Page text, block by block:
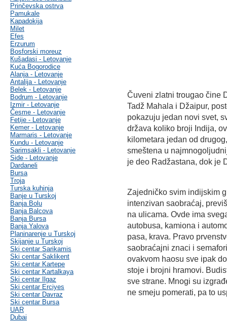
Prinčevska ostrva
Pamukale
Kapadokija
Milet
Efes
Erzurum
Bosforski moreuz
Кušadasi - Letovanje
Kuća Bogorodice
Alanja - Letovanje
Antalija - Letovanje
Belek - Letovanje
Bodrum - Letovanje
Izmir - Letovanje
Česme - Letovanje
Fetije - Letovanje
Kemer - Letovanje
Marmaris - Letovanje
Kundu - Letovanje
Sarimsakli - Letovanje
Side - Letovanje
Dardaneli
Bursa
Troja
Turska kuhinja
Banje u Turskoj
Banja Bolu
Banja Balcova
Banja Bursa
Banja Yalova
Planinarenje u Turskoj
Skijanje u Turskoj
Ski centar Sarikamis
Ski centar Saklikent
Ski centar Kartepe
Ski centar Kartalkaya
Ski centar Ilgaz
Ski centar Erciyes
Ski centar Davraz
Ski centar Bursa
UAR
Dubai
Čuveni zlatni trougao čine
Tadž Mahala i Džaipur,
pokazuju jedan novi svet,
država koliko broji Indija,
kilometara jedan od
smeštena u
je deo Radžastana, dok je
Zajedničko svim indijskim
intenzivan saobraćaj,
na ulicama. Ovde ima
autobusa, kamiona i
pasa, krava. Pravo
saobraćajni znaci i
ovakvom haosu sve ipak
stoje i brojni hramovi.
sve strane. Mnogi su
ne smeju pomerati, pa to